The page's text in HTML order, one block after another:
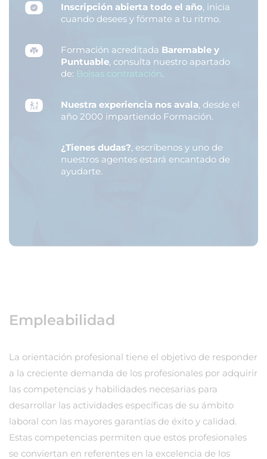
Inscripción abierta todo el año, inicia
cuando desees y fórmate a tu ritmo.
Formación acreditada Baremable y
Puntuable, consulta nuestro apartado
de: Bolsas contratación.
Nuestra experiencia nos avala, desde el
año 2000 impartiendo Formación.
¿Tienes dudas?, escríbenos y uno de
nuestros agentes estará encantado de
ayudarte.
Empleabilidad
La orientación profesional tiene el objetivo de responder
a la creciente demanda de los profesionales por adquirir
las competencias y habilidades necesarias para
desarrollar las actividades específicas de su ámbito
laboral con las mayores garantías de éxito y calidad.
Estas competencias permiten que estos profesionales
se conviertan en referentes en la excelencia de los